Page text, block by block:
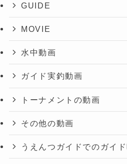
GUIDE
MOVIE
水中動画
ガイド実釣動画
トーナメントの動画
その他の動画
うえんつガイドでのガイ